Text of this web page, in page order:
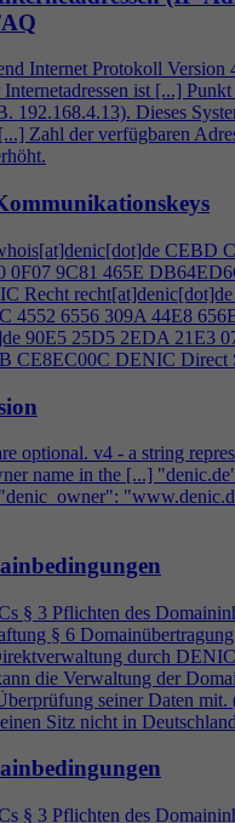
Internet Protokoll Version
Internetadressen ist [...]
192.168.4.13). Dieses
Zahl der verfügbaren
CEBD
0F07 9C81 465E
Recht recht[at]denic[dot]de
4552 6556 309A 44E8
90E5 25D5 2EDA 21E3
CE8EC00C DENIC Direct
optional. v4 - a string
name in the [...]
§ 3 Pflichten des
§ 6
durch
die Verwaltung der
seiner Daten mit.
Sitz nicht in Deutschland
§ 3 Pflichten des